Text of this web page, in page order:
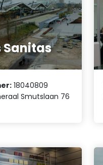
Sanitas
18040809
Smutslaan 76